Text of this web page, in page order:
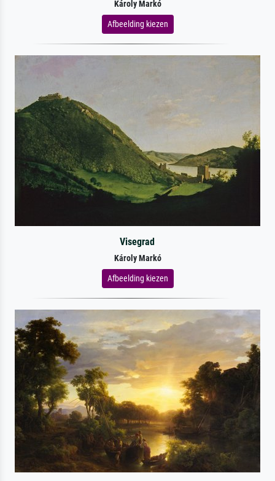
Károly Markó
Afbeelding kiezen
Visegrad
Károly Markó
Afbeelding kiezen